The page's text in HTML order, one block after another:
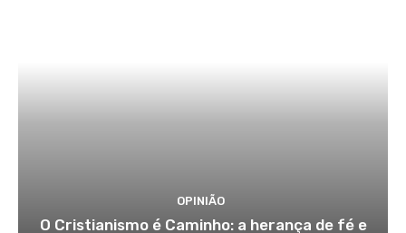
OPINIÃO
O Cristianismo é Caminho: a herança de fé e